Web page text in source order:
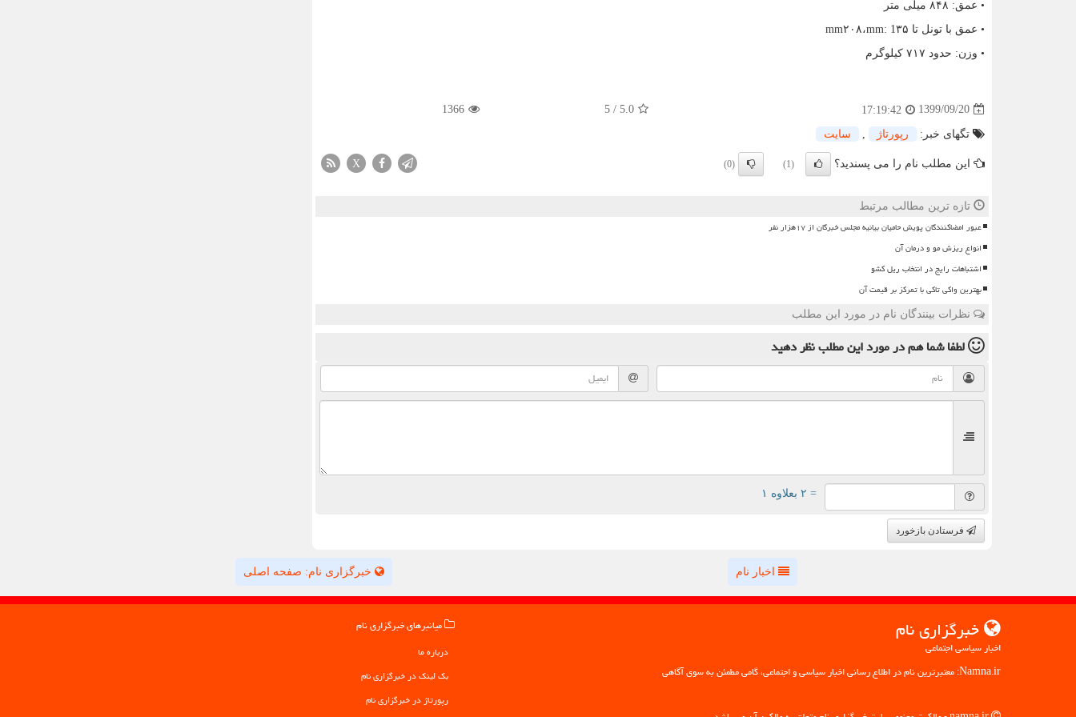
• عمق: ۸۴۸ میلی متر
• عمق با تونل تا ۳۵
mm: 1،۲۰۸
mm
• وزن: حدود ۷۱۷ کیلوگرم
1399/09/20
17:19:42
5.0
/
5
1366
تگهای خبر: رپورتاژ سایت
این مطلب نام را می پسندید؟ (1)
(0)
X
تازه ترین مطالب مرتبط
عبور امضاکنندگان پویش حامیان بیانیه مجلس خبرگان از ۱۷هزار نفر
انواع ریزش مو و درمان آن
اشتباهات رایج در انتخاب ریل کشو
بهترین واکی تاکی با تمرکز بر قیمت آن
نظرات بینندگان نام در مورد این مطلب
لطفا شما همدر مورد این مطلبنظر دهید
= ۲ بعلاوه ۱
فرستادن بازخورد
اخبار نام خبرگزاری نام: صفحه اصلی
خبرگزاری نام
اخبار سیاسی اجتماعی
Namna.ir: معتبرترین نام در اطلاع رسانی اخبار سیاسی و اجتماعی، گامی مطمئن به سوی آگاهی
میانبرهای خبرگزاری نام
درباره ما
بک لینک در خبرگزاری نام
رپورتاژ در خبرگزاری نام